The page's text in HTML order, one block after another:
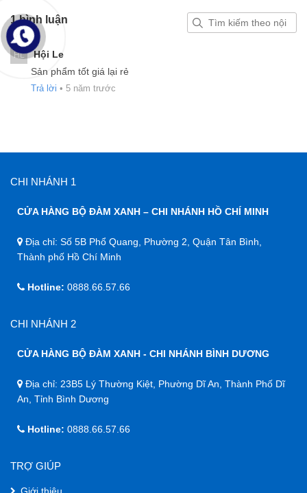
1 bình luận
HL
Hội Le
Sản phẩm tốt giá lại rẻ
Trả lời • 5 năm trước
CHI NHÁNH 1
CỬA HÀNG BỘ ĐÀM XANH – CHI NHÁNH HỒ CHÍ MINH
Địa chỉ: Số 5B Phổ Quang, Phường 2, Quận Tân Bình,
Thành phố Hồ Chí Minh
Hotline: 0888.66.57.66
CHI NHÁNH 2
CỬA HÀNG BỘ ĐÀM XANH - CHI NHÁNH BÌNH DƯƠNG
Địa chỉ: 23B5 Lý Thường Kiệt, Phường Dĩ An, Thành Phố Dĩ
An, Tỉnh Bình Dương
Hotline: 0888.66.57.66
TRỢ GIÚP